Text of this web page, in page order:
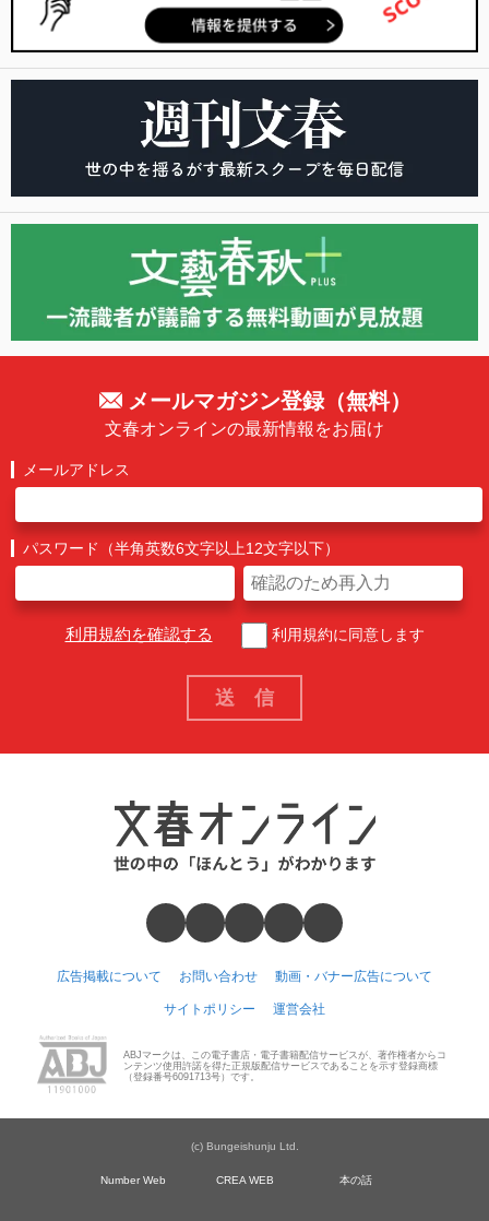
メールマガジン登録（無料）
文春オンラインの最新情報をお届け
メールアドレス
パスワード（半角英数6文字以上12文字以下）
利用規約を確認する 利用規約に同意します
広告掲載について お問い合わせ 動画・バナー広告について
サイトポリシー 運営会社
ABJマークは、この電子書店・電子書籍配信サービスが、著作権者からコ
ンテンツ使用許諾を得た正規版配信サービスであることを示す登録商標
（登録番号6091713号）です。
(c) Bungeishunju Ltd.
Number Web CREA WEB 本の話